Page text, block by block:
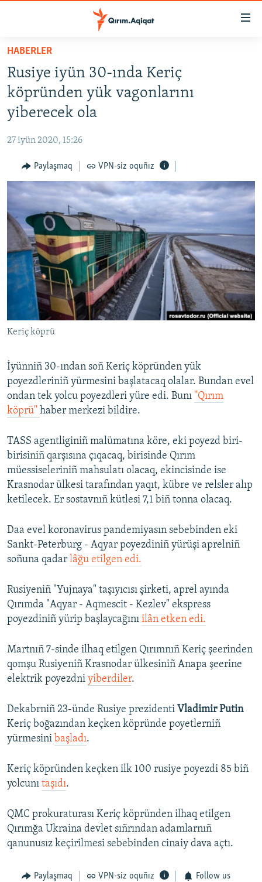
Esas
qaytmaq
Baş
navigatsiyağa
qaytmaq
Qıdıruvğa
qaytmaq
SİYASET
İQTİSADİYAT
MEDENİYET
İNSAN AQLARI
VİDEO
SÜRET
BLOGLAR
FİKİR
Русский
Українською
QOŞULIÑIZ!
RFE/RS bütün saytları
HABERLER
Rusiye iyün 30-ında Keriç
köpründen yük vagonlarını
yiberecek ola
27 iyün 2020, 15:26
Paylaşmaq VPN-siz oquñız
Keriç köprü
İyünniñ 30-ından soñ Keriç köpründen yük
poyezdleriniñ yürmesini başlatacaq olalar. Bundan evel
ondan tek yolcu poyezdleri yüre edi. Bunı "Qırım
köprü" haber merkezi bildire.
TASS agentliginiñ malümatına köre, eki poyezd biri-
birisiniñ qarşısına çıqacaq, birisinde Qırım
müessiseleriniñ mahsulatı olacaq, ekincisinde ise
Krasnodar ülkesi tarafından yaqıt, kübre ve relsler alıp
ketilecek. Er sostavnıñ kütlesi 7,1 biñ tonna olacaq.
Daa evel koronavirus pandemiyasın sebebinden eki
Sankt-Peterburg - Aqyar poyezdiniñ yürüşi aprelniñ
soñuna qadar lâğu etilgen edi.
Rusiyeniñ "Yujnaya" taşıyıcısı şirketi, aprel ayında
Qırımda "Aqyar - Aqmescit - Kezlev" ekspress
poyezdiniñ yürip başlaycağını ilân etken edi.
Martnıñ 7-sinde ilhaq etilgen Qırımnıñ Keriç şeerinden
qomşu Rusiyeniñ Krasnodar ülkesiniñ Anapa şeerine
elektrik poyezdni yiberdiler.
Dekabrniñ 23-ünde Rusiye prezidenti Vladimir Putin
Keriç boğazından keçken köpründe poyetlerniñ
yürmesini başladı.
Keriç köpründen keçken ilk 100 rusiye poyezdi 85 biñ
yolcunı taşıdı.
QMC prokuraturası Keriç köpründen ilhaq etilgen
Qırımğa Ukraina devlet sıñrından adamlarnıñ
qanunusız keçirilmesi sebebinden cinaiy dava açtı.
Paylaşmaq VPN-siz oquñız Follow us